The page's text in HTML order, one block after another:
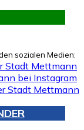
sozialen Medien: